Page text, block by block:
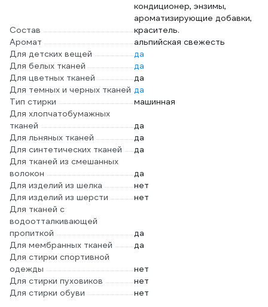
Состав
кондиционер, энзимы,
ароматизирующие добавки,
краситель.
Аромат
альпийская свежесть
Для детских вещей
да
Для белых тканей
да
Для цветных тканей
да
Для темных и черных тканей да
Тип стирки
машинная
Для хлопчатобумажных
тканей
да
Для льняных тканей
да
Для синтетических тканей
да
Для тканей из смешанных
волокон
да
Для изделий из шелка
нет
Для изделий из шерсти
нет
Для тканей с
водоотталкивающей
пропиткой
да
Для мембранных тканей
да
Для стирки спортивной
одежды
нет
Для стирки пуховиков
нет
Для стирки обуви
нет